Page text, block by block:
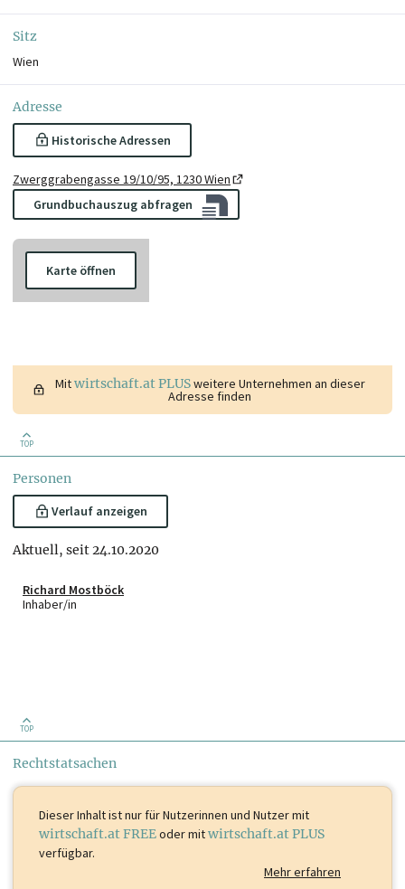
Sitz
Wien
Adresse
Historische Adressen
Zwerggrabengasse 19/10/95, 1230 Wien
Grundbuchauszug abfragen
Karte öffnen
Mitwirtschaft.at PLUSweitere Unternehmen an dieser
Adresse finden
TOP
Personen
Verlauf anzeigen
Aktuell, seit 24.10.2020
Richard Mostböck
Inhaber/in
TOP
Rechtstatsachen
Dieser Inhalt istnur für Nutzerinnen und Nutzer mit
wirtschaft.at FREEoder mitwirtschaft.at PLUS
verfügbar.
Mehr erfahren